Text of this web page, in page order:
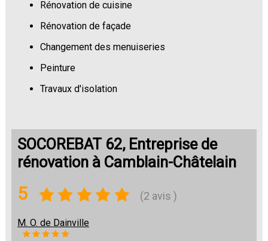
Rénovation de cuisine
Rénovation de façade
Changement des menuiseries
Peinture
Travaux d'isolation
SOCOREBAT 62, Entreprise de
rénovation à Camblain-Châtelain
5 (2 avis )
M. O. de Dainville